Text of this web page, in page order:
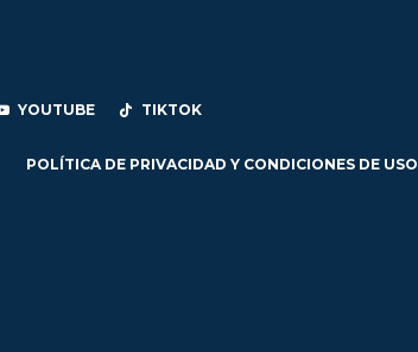
YOUTUBE TIKTOK
POLÍTICA DE PRIVACIDAD Y CONDICIONES DE USO